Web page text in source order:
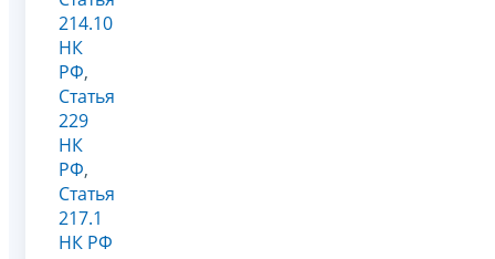
214.10
НК
РФ,
Статья
229
НК
РФ,
Статья
217.1
НК РФ